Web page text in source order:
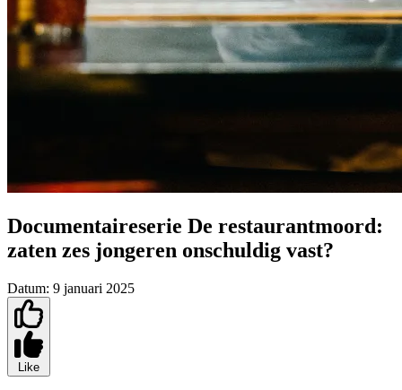
Documentaireserie De restaurantmoord:
zaten zes jongeren onschuldig vast?
Datum: 9 januari 2025
Like